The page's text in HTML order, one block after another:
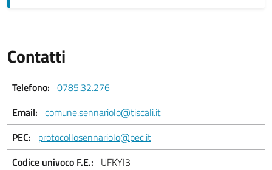
Contatti
Telefono: 0785.32.276
Email: comune.sennariolo@tiscali.it
PEC: protocollosennariolo@pec.it
Codice univoco F.E.: UFKYI3